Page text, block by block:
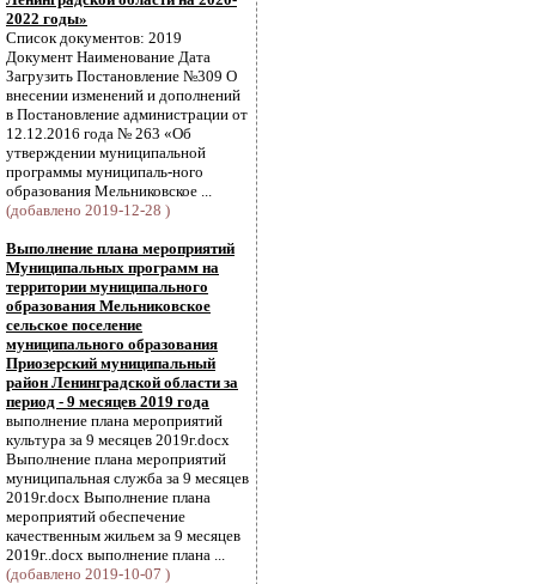
2022 годы»
Список документов: 2019
Документ Наименование Дата
Загрузить Постановление №309 О
внесении изменений и дополнений
в Постановление администрации от
12.12.2016 года № 263 «Об
утверждении муниципальной
программы муниципаль-ного
образования Мельниковское ...
(добавлено 2019-12-28 )
Выполнение плана мероприятий
Муниципальных программ на
территории муниципального
образования Мельниковское
сельское поселение
муниципального образования
Приозерский муниципальный
район Ленинградской области за
период - 9 месяцев 2019 года
выполнение плана мероприятий
культура за 9 месяцев 2019г.docx
Выполнение плана мероприятий
муниципальная служба за 9 месяцев
2019г.docx Выполнение плана
мероприятий обеспечение
качественным жильем за 9 месяцев
2019г..docx выполнение плана ...
(добавлено 2019-10-07 )